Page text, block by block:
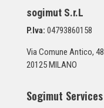
u
n
a
*
sogimut S.r.L
P.Iva: 04793860158
Via Comune Antico, 48
20125 MILANO
Sogimut Services